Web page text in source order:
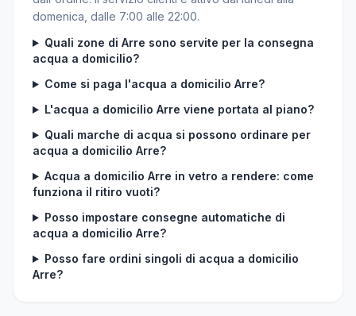
domenica, dalle 7:00 alle 22:00.
Quali zone di Arre sono servite per la consegna
acqua a domicilio?
Come si paga l'acqua a domicilio Arre?
L'acqua a domicilio Arre viene portata al piano?
Quali marche di acqua si possono ordinare per
acqua a domicilio Arre?
Acqua a domicilio Arre in vetro a rendere: come
funziona il ritiro vuoti?
Posso impostare consegne automatiche di
acqua a domicilio Arre?
Posso fare ordini singoli di acqua a domicilio
Arre?